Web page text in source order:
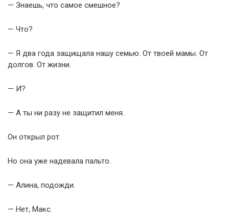
— Знаешь, что самое смешное?
— Что?
— Я два года защищала нашу семью. От твоей мамы. От
долгов. От жизни.
— И?
— А ты ни разу не защитил меня.
Он открыл рот.
Но она уже надевала пальто.
— Алина, подожди.
— Нет, Макс.